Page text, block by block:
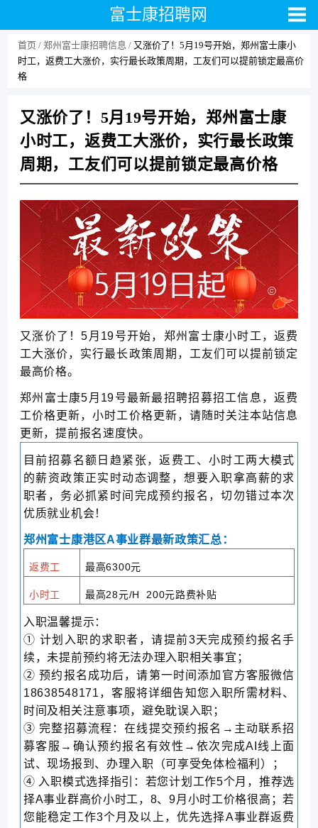
富士康招聘网
首页 郑州富士康招聘信息
又涨价了！5月19号开始，郑州富士康小
时工，返费工大涨价，实行最长政策周期，工友们可以提前锁定最高价
格
又涨价了！5月19号开始，郑州富士康
小时工，返费工大涨价，实行最长政策
周期，工友们可以提前锁定最高价格
又涨价了！5月19号开始，郑州富士康小时工，返费
工大涨价，实行最长政策周期，工友们可以提前锁定
最高价格。
郑州富士康5月19号最新最招聘招募招工信息，返费
工价格更新，小时工价格更新，请随时关注本站信息
更新，提前报名速度快。
目前招募名额日趋紧张，返费工、小时工两大模式
的薪资政策正实时动态调整，想要入职拿高薪的求
职者，务必抓紧时间完成预约报名，切勿错过本次
优质就业机会！
郑州富士康港区A事业群最新政策汇总：
返费工 最高6300元
小时工 最高28元/H 200元路费补贴
入职温馨提示：
① 计划入职的求职者，请提前3天完成预约报名手
续，未提前预约将无法办理入职相关事宜；
② 预约报名成功后，请第一时间添加官方客服微信
18638548171，客服将详细告知您入职所需材料、
时间及相关注意事项，避免耽误入职；
③ 完整招募流程：在线提交预约报名→主动联系招
募客服→确认预约报名有效性→依次完成AI线上面
试、现场报到、办理入职（可享受免体检福利）；
④ 入职模式选择指引：若您计划工作5个月，推荐选
择A事业群高价小时工，8、9月小时工价格很高；若
您能稳定工作3个月及以上，优先选择A事业群返费